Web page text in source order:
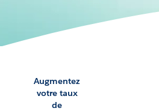
Augmentez
votre taux
de